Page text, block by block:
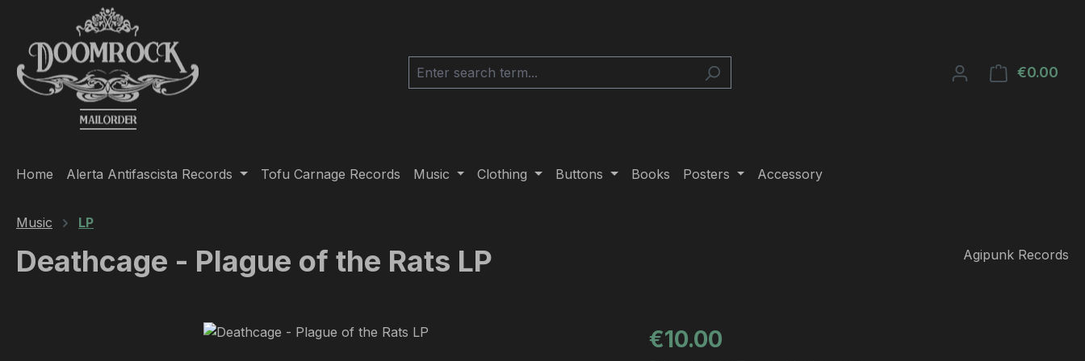
to main content
Skip to search
Skip to main navigation
€0.00
Home Alerta Antifascista Records Tofu Carnage Records Music Clothing Buttons Books Posters Accessory
Music LP
Deathcage - Plague of the Rats LP Agipunk Records
Regular price:
€10.00